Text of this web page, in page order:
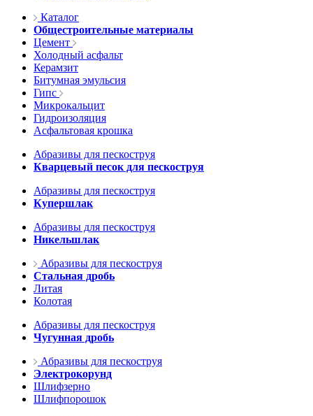
Каталог
Общестроительные материалы
Цемент
Холодный асфальт
Керамзит
Битумная эмульсия
Гипс
Микрокальцит
Гидроизоляция
Асфальтовая крошка
Абразивы для пескоструя
Кварцевый песок для пескоструя
Абразивы для пескоструя
Купершлак
Абразивы для пескоструя
Никельшлак
Абразивы для пескоструя
Стальная дробь
Литая
Колотая
Абразивы для пескоструя
Чугунная дробь
Абразивы для пескоструя
Электрокорунд
Шлифзерно
Шлифпорошок